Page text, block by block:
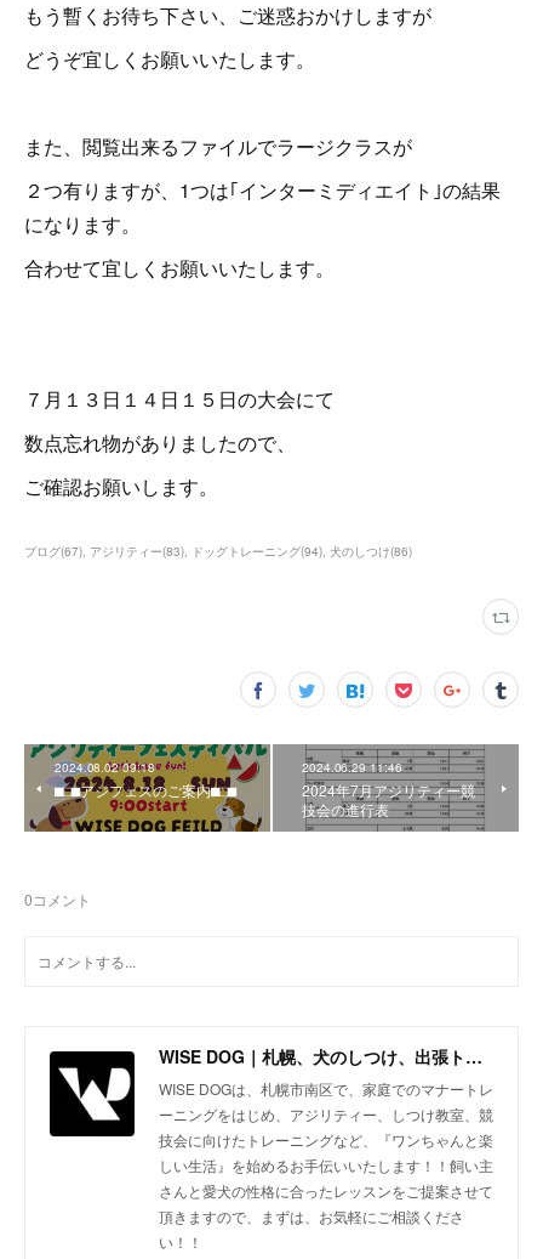
もう暫くお待ち下さい、 ご迷惑おかけしますが
どうぞ宜しくお願いいたします。
また、閲覧出来るファイルでラージクラスが
２つ有りますが、1つは｢インターミディエイト｣の結果
になります。
合わせて宜しくお願いいたします。
７月１３日１４日１５日の大会にて
数点忘れ物がありましたので、
ご確認お願いします。
ブログ(67) アジリティー(83) ドッグトレーニング(94) 犬のしつけ(86)
2024.08.02 09:18
⬛︎⬜︎⬛︎アジフェスのご案内⬛︎⬜︎⬛︎
2024.06.29 11:46
2024年7月アジリティー競
技会の進行表
0コメント
WISE DOG｜札幌、犬のしつけ、出張トレーニング、しつけ教室、アジリティー、ドッグトレーニング
WISE DOGは、札幌市南区で、家庭でのマナートレ
ーニングをはじめ、アジリティー、しつけ教室、競
技会に向けたトレーニングなど、『ワンちゃんと楽
しい生活』を始めるお手伝いいたします！！飼い主
さんと愛犬の性格に合ったレッスンをご提案させて
頂きますので、まずは、お気軽にご相談くださ
い！！